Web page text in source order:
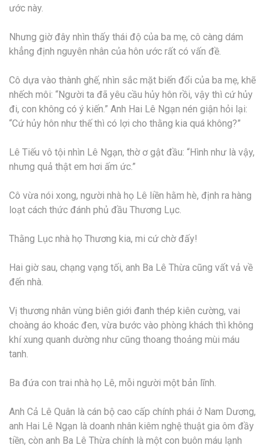
ước này.
Nhưng giờ đây nhìn thấy thái độ của ba mẹ, cô càng dám
khẳng định nguyên nhân của hôn ước rất có vấn đề.
Cô dựa vào thành ghế, nhìn sắc mặt biến đổi của ba mẹ, khẽ
nhếch môi: “Người ta đã yêu cầu hủy hôn rồi, vậy thì cứ hủy
đi, con không có ý kiến.” Anh Hai Lê Ngạn nén giận hỏi lại:
“Cứ hủy hôn như thế thì có lợi cho thằng kia quá không?”
Lê Tiếu vô tội nhìn Lê Ngạn, thờ ơ gật đầu: “Hình như là vậy,
nhưng quả thật em hơi ấm ức.”
Cô vừa nói xong, người nhà họ Lê liền hằm hè, định ra hàng
loạt cách thức đánh phủ đầu Thương Lục.
Thằng Lục nhà họ Thương kia, mi cứ chờ đấy!
Hai giờ sau, chạng vạng tối, anh Ba Lê Thừa cũng vất vả về
đến nhà.
Vị thương nhân vùng biên giới đanh thép kiên cường, vai
choàng áo khoác đen, vừa bước vào phòng khách thì không
khí xung quanh dường như cũng thoang thoảng mùi máu
tanh.
Ba đứa con trai nhà họ Lê, mỗi người một bản lĩnh.
Anh Cả Lê Quân là cán bộ cao cấp chính phái ở Nam Dương,
anh Hai Lê Ngạn là doanh nhân kiêm nghệ thuật gia ôm đầy
tiền, còn anh Ba Lê Thừa chính là một con buôn máu lạnh